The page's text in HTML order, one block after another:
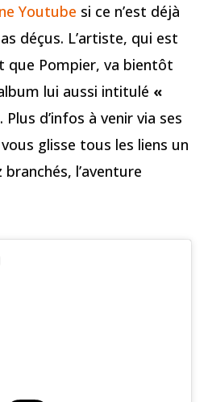
Youtube si ce n’est déjà
déçus. L’artiste, qui est
que Pompier, va bientôt
lui aussi intitulé «
. Plus d’infos à venir via ses
glisse tous les liens un
l’aventure